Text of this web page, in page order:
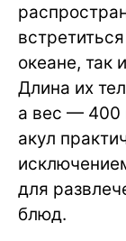
океане, так
Длина их
а вес — 400
акул
для
блюд.